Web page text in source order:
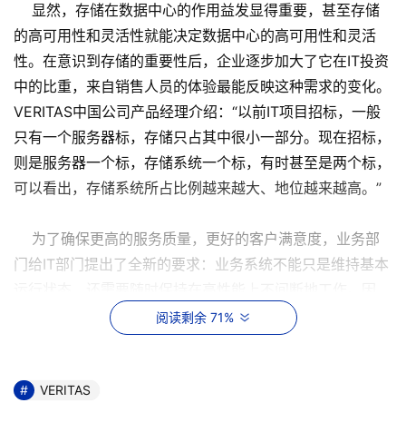
显然，存储在数据中心的作用益发显得重要，甚至存储
的高可用性和灵活性就能决定数据中心的高可用性和灵活
性。在意识到存储的重要性后，企业逐步加大了它在IT投资
中的比重，来自销售人员的体验最能反映这种需求的变化。
VERITAS中国公司产品经理介绍：“以前IT项目招标，一般
只有一个服务器标，存储只占其中很小一部分。现在招标，
则是服务器一个标，存储系统一个标，有时甚至是两个标，
可以看出，存储系统所占比例越来越大、地位越来越高。”
为了确保更高的服务质量，更好的客户满意度，业务部
门给IT部门提出了全新的要求：业务系统不能只是维持基本
此，对存储系统的管理作业就显得尤为重要。
没有象今天这样严重影响日常运营和商业策略。由于异构环
阅读剩余 71%
VERITAS